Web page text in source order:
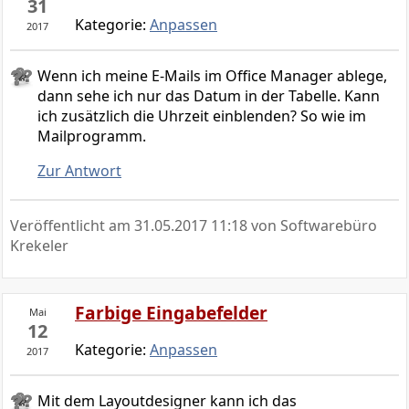
31
2017 Kategorie: Anpassen
Wenn ich meine E-Mails im Office Manager ablege,
dann sehe ich nur das Datum in der Tabelle. Kann
ich zusätzlich die Uhrzeit einblenden? So wie im
Mailprogramm.
Zur Antwort
Veröffentlicht am 31.05.2017 11:18von Softwarebüro
Krekeler
Mai
12
2017
Farbige Eingabefelder
Kategorie: Anpassen
Mit dem Layoutdesigner kann ich das